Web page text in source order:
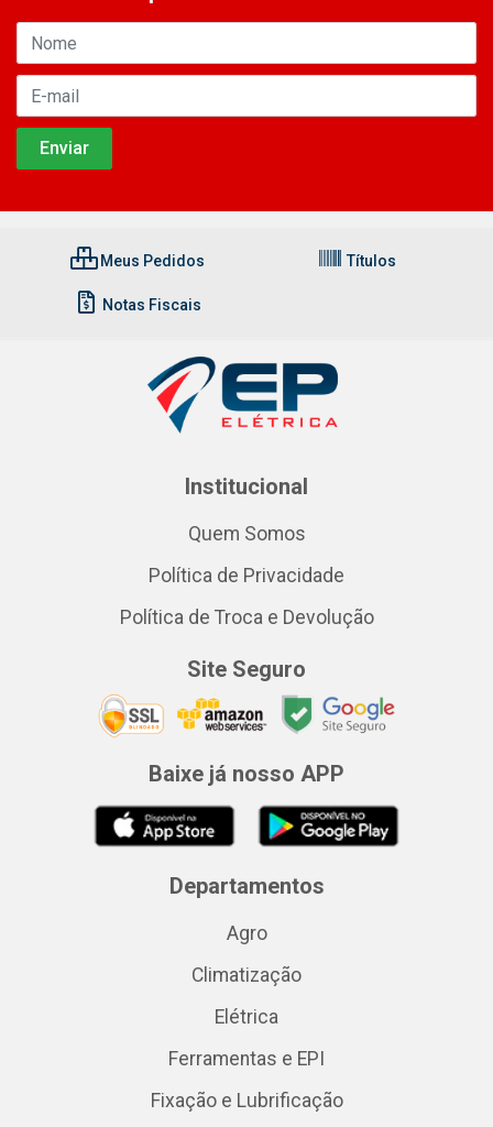
Meus Pedidos Títulos
Notas Fiscais
Institucional
Quem Somos
Política de Privacidade
Política de Troca e Devolução
Site Seguro
Baixe já nosso APP
Departamentos
Agro
Climatização
Elétrica
Ferramentas e EPI
Fixação e Lubrificação